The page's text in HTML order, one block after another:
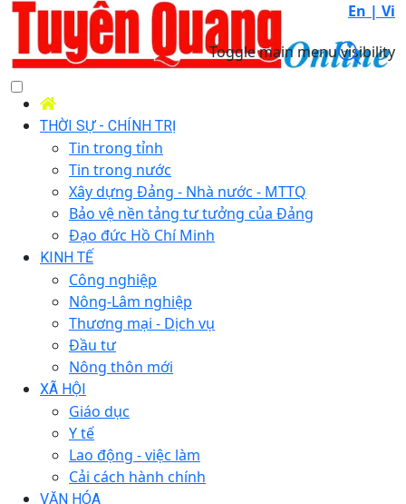
En | Vi
Toggle main menu visibility
THỜI SỰ - CHÍNH TRỊ
Tin trong tỉnh
Tin trong nước
Xây dựng Đảng - Nhà nước - MTTQ
Bảo vệ nền tảng tư tưởng của Đảng
Đạo đức Hồ Chí Minh
KINH TẾ
Công nghiệp
Nông-Lâm nghiệp
Thương mại - Dịch vụ
Đầu tư
Nông thôn mới
XÃ HỘI
Giáo dục
Y tế
Lao động - việc làm
Cải cách hành chính
VĂN HÓA